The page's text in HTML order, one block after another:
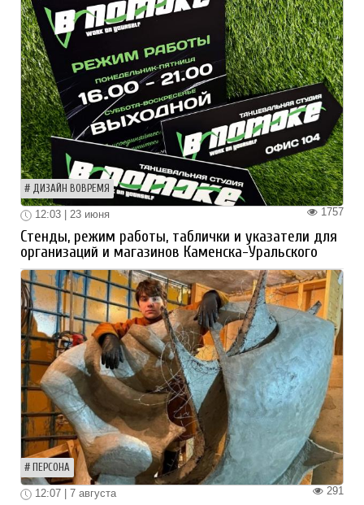
ДИЗАЙН ВОВРЕМЯ
1757
12:03 | 23 июня
Стенды, режим работы, таблички и указатели для
организаций и магазинов Каменска-Уральского
ПЕРСОНА
291
12:07 | 7 августа